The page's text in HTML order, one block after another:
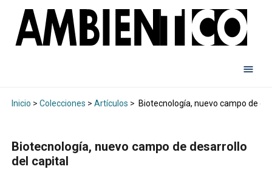
Inicio > Colecciones > Artículos > Biotecnología, nuevo campo de
Biotecnología, nuevo campo de desarrollo
del capital